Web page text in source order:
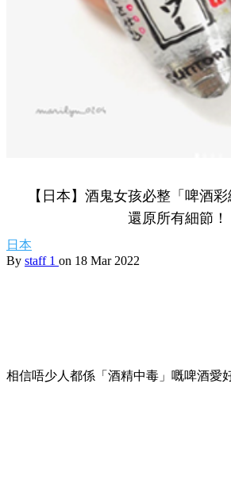
【日本】酒鬼女孩必整「啤酒
還原所有細節！
日本
By staff 1 on 18 Mar 2022
相信唔少人都係「酒精中毒」嘅啤酒愛